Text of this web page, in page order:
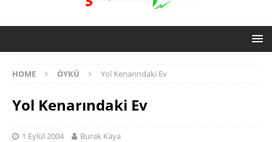
HOME ÖYKÜ Yol Kenarındaki Ev
Yol Kenarındaki Ev
1 Eylül 2004 Burak Kaya